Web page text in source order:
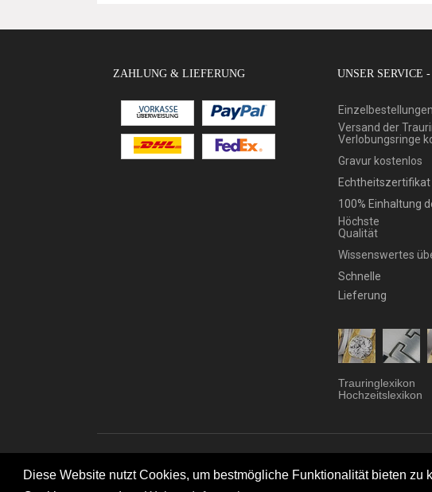
Diese Website nutzt Cookies, um bestmögliche Funktionalität bieten
ZAHLUNG & LIEFERUNG UNSER SERVICE
Versand der
Verlobungsringe
Gravur kostenlos
Echtheitszertifikat
100% Einhaltung
Höchste
Qualität
Wissenswertes
Schnelle
Lieferung
Trauringlexikon
Hochzeitslexikon
Trauringstudio